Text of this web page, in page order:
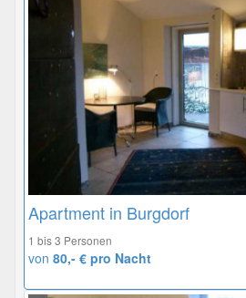
Apartment in Burgdorf
1 bis 3 Personen
von 80,- € pro Nacht